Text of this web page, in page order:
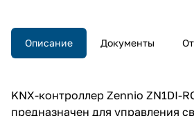
Описание Документы
KNX-контроллер Zennio ZN1DI-
предназначен для управления